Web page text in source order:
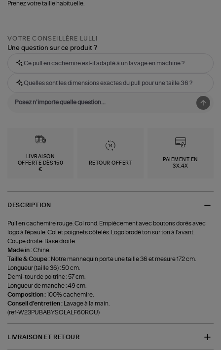
Prenez votre taille habituelle.
VOTRE CONSEILLÈRE LULLI
Une question sur ce produit ?
Ce pull en cachemire est-il adapté à un lavage en machine ?
Quelles sont les dimensions exactes du pull pour une taille 36 ?
LIVRAISON
OFFERTE DÈS 150
€
RETOUR OFFERT
PAIEMENT EN
3X,4X
DESCRIPTION
Pull en cachemire rouge. Col rond. Empiècement avec boutons dorés avec
logo à l'épaule. Col et poignets côtelés. Logo brodé ton sur ton à l'avant.
Coupe droite. Base droite.
Made in :Chine.
Taille & Coupe : Notre mannequin porte une taille 36 et mesure 172 cm.
Longueur (taille 36) : 50 cm.
Demi-tour de poitrine : 57 cm.
Longueur de manche : 49 cm.
Composition :100% cachemire.
Conseil d'entretien :
Lavage à la main.
(ref-W23PUBABYSOLALF60ROU)
LIVRAISON ET RETOUR